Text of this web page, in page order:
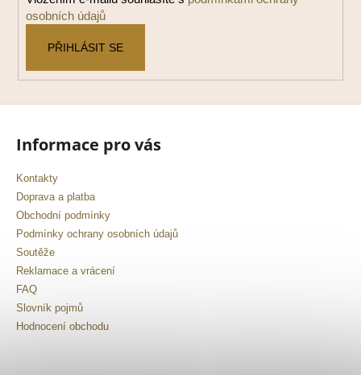
osobních údajů
PŘIHLÁSIT SE
Informace pro vás
Kontakty
Doprava a platba
Obchodní podmínky
Podmínky ochrany osobních údajů
Soutěže
Reklamace a vrácení
FAQ
Slovník pojmů
Hodnocení obchodu